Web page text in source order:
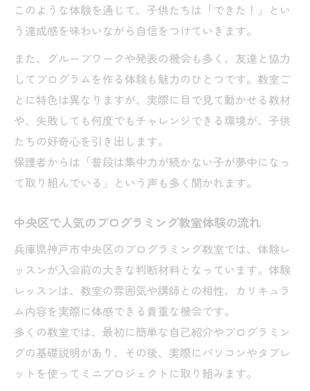
このような体験を通じて、子供たちは「できた！」とい
う達成感を味わいながら自信をつけていきます。
また、グループワークや発表の機会も多く、友達と協力
してプログラムを作る体験も魅力のひとつです。教室ご
とに特色は異なりますが、実際に目で見て動かせる教材
や、失敗しても何度でもチャレンジできる環境が、子供
たちの好奇心を引き出します。
保護者からは「普段は集中力が続かない子が夢中になっ
て取り組んでいる」という声も多く聞かれます。
中央区で人気のプログラミング教室体験の流れ
兵庫県神戸市中央区のプログラミング教室では、体験レ
ッスンが入会前の大きな判断材料となっています。体験
レッスンは、教室の雰囲気や講師との相性、カリキュラ
ム内容を実際に体感できる貴重な機会です。
多くの教室では、最初に簡単な自己紹介やプログラミン
グの基礎説明があり、その後、実際にパソコンやタブレ
ットを使ってミニプロジェクトに取り組みます。